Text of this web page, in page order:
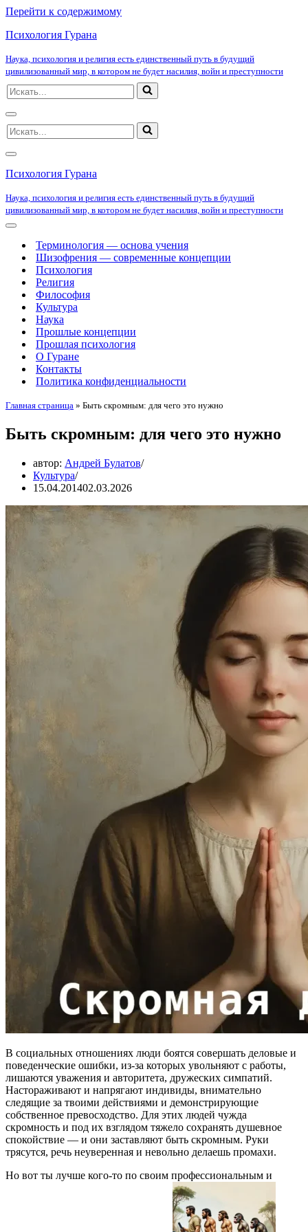
Перейти к содержимому
Психология Гурана
Наука, психология и религия есть единственный путь в будущий
цивилизованный мир, в котором не будет насилия, войн и преступности
Искать...
Меню
навигации
Искать...
Меню
навигации
Психология Гурана
Наука, психология и религия есть единственный путь в будущий
цивилизованный мир, в котором не будет насилия, войн и преступности
Меню
навигацииТерминология — основа учения
Шизофрения — современные концепции
Психология
Религия
Философия
Культура
Наука
Прошлые концепции
Прошлая психология
О Гуране
Контакты
Политика конфиденциальности
Главная страница » Быть скромным: для чего это нужно
Быть скромным: для чего это нужно
автор: Андрей Булатов
Культура
15.04.201402.03.2026
В социальных отношениях люди боятся совершать деловые и
поведенческие ошибки, из-за которых увольняют с работы,
лишаются уважения и авторитета, дружеских симпатий.
Настораживают и напрягают индивиды, внимательно
следящие за твоими действиями и демонстрирующие
собственное превосходство. Для этих людей чужда
скромность и под их взглядом тяжело сохранять душевное
спокойствие — и они заставляют быть скромным. Руки
трясутся, речь неуверенная и невольно делаешь промахи.
Но вот ты лучше кого-то по своим профессиональным и